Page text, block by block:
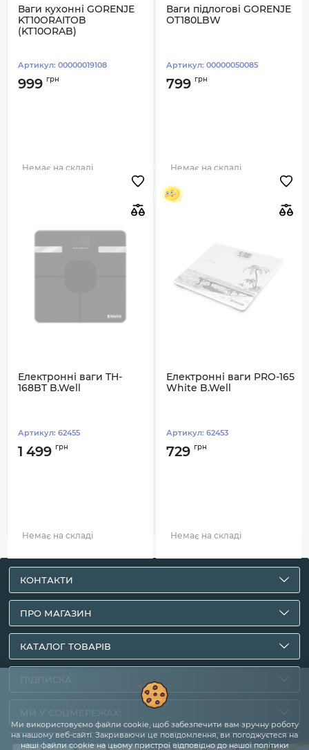
Ваги кухонні GORENJE
KT10ORAITOB
(KT10ORAB)
Артикул: 00000019108
999 грн
Немає на складі
Ваги підлогові GORENJE
OT180LBW
Артикул: 00000050085
799 грн
Немає на складі
Електронні ваги TH-
168BT B.Well
Артикул: 62455
1 499 грн
Немає на складі
Електронні ваги PRO-165
White B.Well
Артикул: 62453
729 грн
Немає на складі
КОНТАКТИ
ПРО МАГАЗИН
КАТАЛОГ ТОВАРІВ
Ми використовуємо файли cookie, щоб забезпечити вам зручну роботу
на нашому веб-сайті. Закриваючи це повідомлення, ви погоджуєтеся на
наші файли cookie на цьому пристрої відповідно до нашої політики